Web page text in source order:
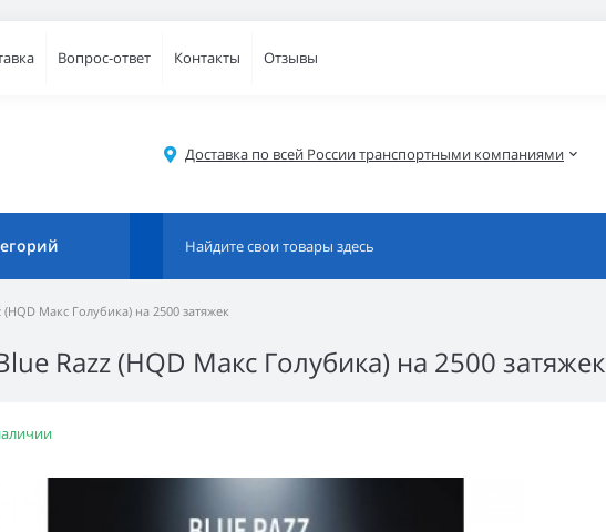
Вопрос-ответ Контакты Отзывы
Доставка по всей России транспортными компаниями
(HQD Макс Голубика) на 2500 затяжек
Razz (HQD Макс Голубика) на 2500 затяжек